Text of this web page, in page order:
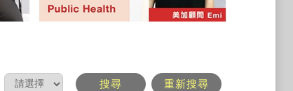
搜尋 重新搜尋